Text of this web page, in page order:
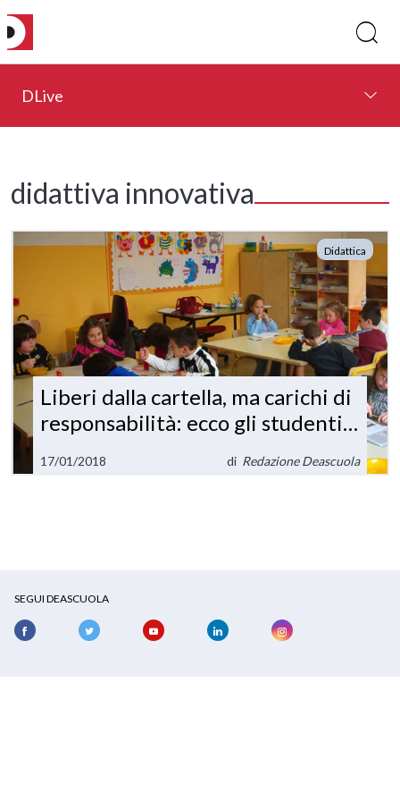
DLive
didattiva innovativa
Didattica
Liberi dalla cartella, ma carichi di
responsabilità: ecco gli studenti
17/01/2018 di Redazione Deascuola
SEGUI DEASCUOLA